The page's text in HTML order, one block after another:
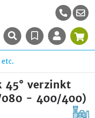
45° verzinkt
- 400/400)